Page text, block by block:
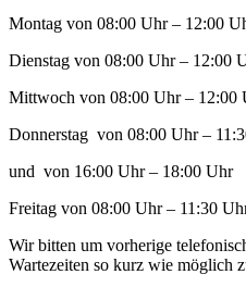
Montag von 08:00 Uhr – 12:00
Dienstag von 08:00 Uhr – 12:00
Mittwoch von 08:00 Uhr – 12:00
Donnerstag von 08:00 Uhr –
und von 16:00 Uhr – 18:00 Uhr
Freitag von 08:00 Uhr – 11:30
Wir bitten um vorherige
Wartezeiten so kurz wie möglich